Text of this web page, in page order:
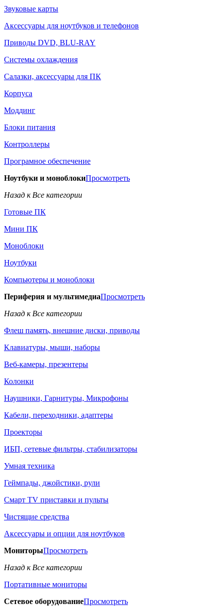
Звуковые карты
Аксессуары для ноутбуков и телефонов
Приводы DVD, BLU-RAY
Системы охлаждения
Салазки, аксессуары для ПК
Корпуса
Моддинг
Блоки питания
Контроллеры
Програмное обеспечение
Ноутбуки и моноблокиПросмотреть
Назад к Все категории
Готовые ПК
Мини ПК
Моноблоки
Ноутбуки
Компьютеры и моноблоки
Периферия и мультимедиаПросмотреть
Назад к Все категории
Флеш память, внешние диски, приводы
Клавиатуры, мыши, наборы
Веб-камеры, презентеры
Колонки
Наушники, Гарнитуры, Микрофоны
Кабели, переходники, адаптеры
Проекторы
ИБП, сетевые фильтры, стабилизаторы
Умная техника
Геймпады, джойстики, рули
Смарт TV приставки и пульты
Чистящие средства
Аксессуары и опции для ноутбуков
МониторыПросмотреть
Назад к Все категории
Портативные мониторы
Сетевое оборудованиеПросмотреть